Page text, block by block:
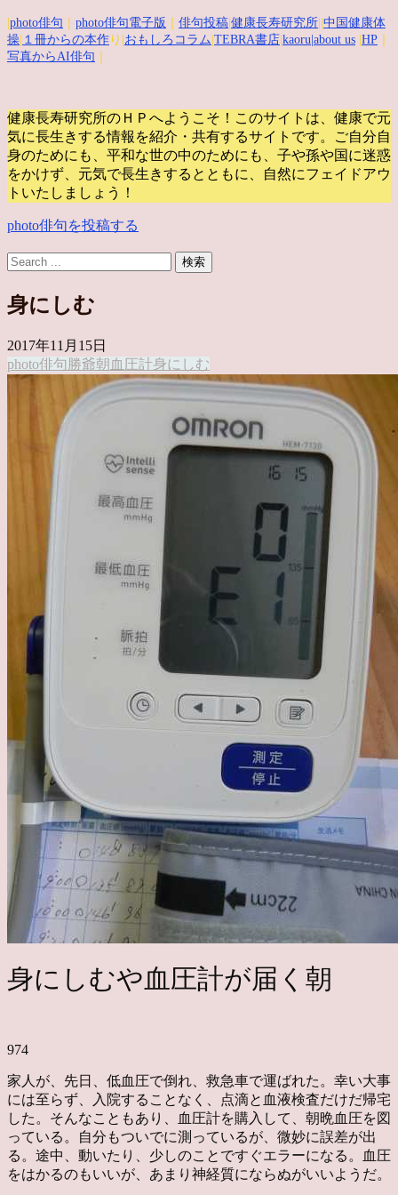
photo俳句 photo俳句電子版 俳句投稿 健康長寿研究所 中国健康体
操 １冊からの本作 り| おもしろコラム TEBRA書店 kaoru |about us HP
写真からAI俳句
健康長寿研究所のＨＰへようこそ！このサイトは、健康で元
気に長生きする情報を紹介・共有するサイトです。
ご自分自
身のためにも、平和な世の中のためにも、子や孫や国に迷惑
をかけず、元気で長生きするとともに、自然にフェイドアウ
トいたしましょう！
photo俳句を投稿する
身にしむ
2017年11月15日
photo俳句 勝爺朝 血圧計身にしむ
身にしむや血圧計が届く朝
974
家人が、先日、低血圧で倒れ、救急車で運ばれた。幸い大事
には至らず、入院することなく、点滴と血液検査だけだ帰宅
した。そんなこともあり、血圧計を購入して、朝晩血圧を図
っている。自分もついでに測っているが、微妙に誤差が出
る。途中、動いたり、少しのことですぐエラーになる。血圧
をはかるのもいいが、あまり神経質にならぬがいいようだ。